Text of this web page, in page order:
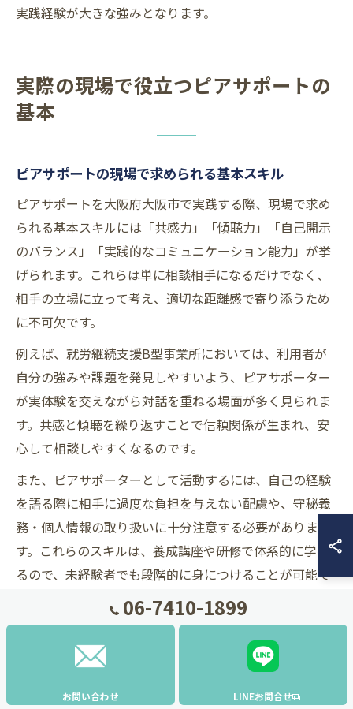
実践経験が大きな強みとなります。
実際の現場で役立つピアサポートの
基本
ピアサポートの現場で求められる基本スキル
ピアサポートを大阪府大阪市で実践する際、現場で求め
られる基本スキルには「共感力」「傾聴力」「自己開示
のバランス」「実践的なコミュニケーション能力」が挙
げられます。これらは単に相談相手になるだけでなく、
相手の立場に立って考え、適切な距離感で寄り添うため
に不可欠です。
例えば、就労継続支援B型事業所においては、利用者が
自分の強みや課題を発見しやすいよう、ピアサポーター
が実体験を交えながら対話を重ねる場面が多く見られま
す。共感と傾聴を繰り返すことで信頼関係が生まれ、安
心して相談しやすくなるのです。
また、ピアサポーターとして活動するには、自己の経験
を語る際に相手に過度な負担を与えない配慮や、守秘義
務・個人情報の取り扱いに十分注意する必要がありま
す。これらのスキルは、養成講座や研修で体系的に学べ
るので、未経験者でも段階的に身につけることが可能で
実践現場でのピアサポート活用事例を紹介
大阪市内の就労継続支援B型事業所では、ピアサポート
を通じて利用者同士が励まし合い、成長できる環境が整
06-7410-1899
お問い合わせ LINEお問合せ